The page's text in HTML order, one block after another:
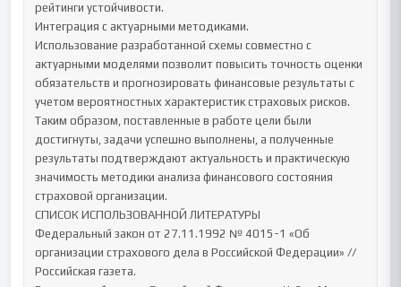
рейтинги устойчивости.
Интеграция с актуарными методиками.
Использование разработанной схемы совместно с
актуарными моделями позволит повысить точность оценки
обязательств и прогнозировать финансовые результаты с
учетом вероятностных характеристик страховых рисков.
Таким образом, поставленные в работе цели были
достигнуты, задачи успешно выполнены, а полученные
результаты подтверждают актуальность и практическую
значимость методики анализа финансового состояния
страховой организации.
СПИСОК ИСПОЛЬЗОВАННОЙ ЛИТЕРАТУРЫ
Федеральный закон от 27.11.1992 № 4015-1 «Об
организации страхового дела в Российской Федерации» //
Российская газета.